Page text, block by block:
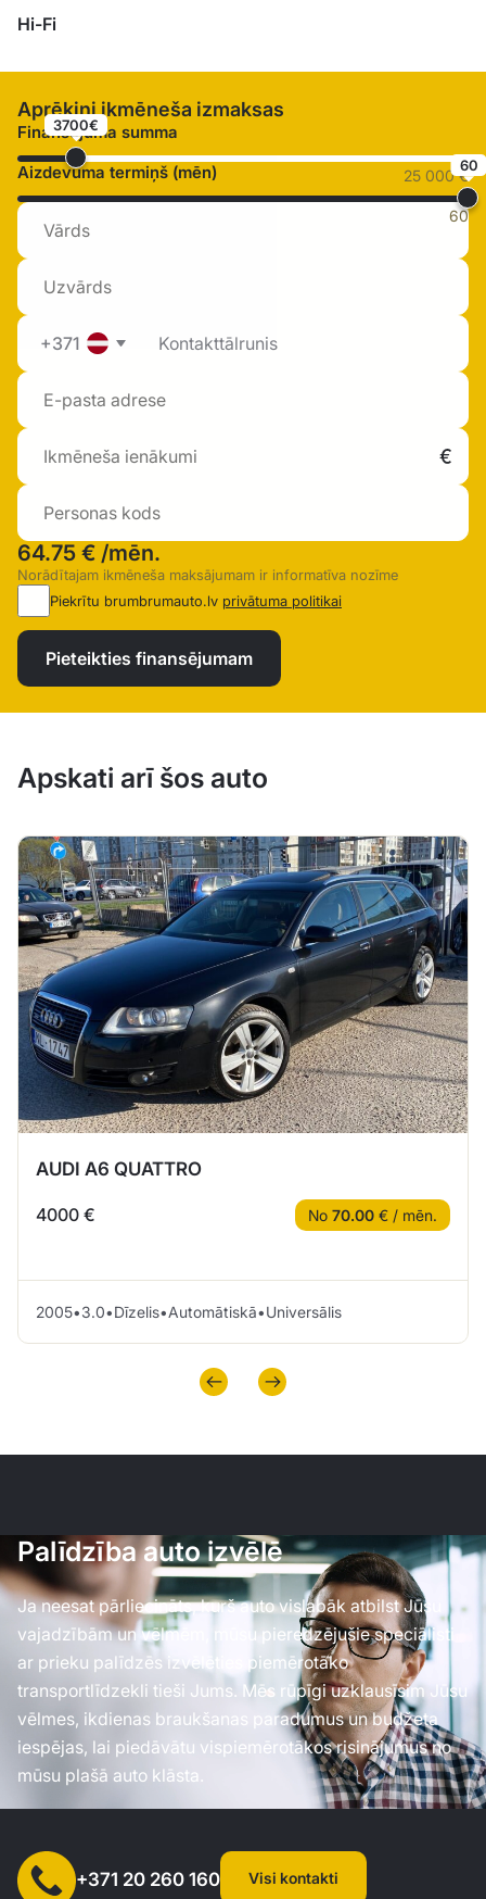
Hi-Fi
Aprēķini ikmēneša izmaksas
Finansējuma summa
3700€
25 000 €
Aizdevuma termiņš (mēn) 60
60
+371
64.75 € /mēn.
Norādītajam ikmēneša maksājumam ir informatīva nozīme
Piekrītu brumbrumauto.lv privātuma politikai
Pieteikties finansējumam
Apskati arī šos auto
AUDI A6 QUATTRO
4000 € No 70.00 € / mēn.
2005•3.0•Dīzelis•Automātiskā•Universālis
Palīdzība auto izvēlē
Ja neesat pārliecināts, kurš auto vislabāk atbilst Jūsu
vajadzībām un vēlmēm, mūsu pieredzējušie speciālisti
ar prieku palīdzēs izvēlēties piemērotāko
transportlīdzekli tieši Jums. Mēs rūpīgi uzklausīsim Jūsu
vēlmes, ikdienas braukšanas paradumus un budžeta
iespējas, lai piedāvātu vispiemērotākos risinājumus no
mūsu plašā auto klāsta.
+371 20 260 160 Visi kontakti